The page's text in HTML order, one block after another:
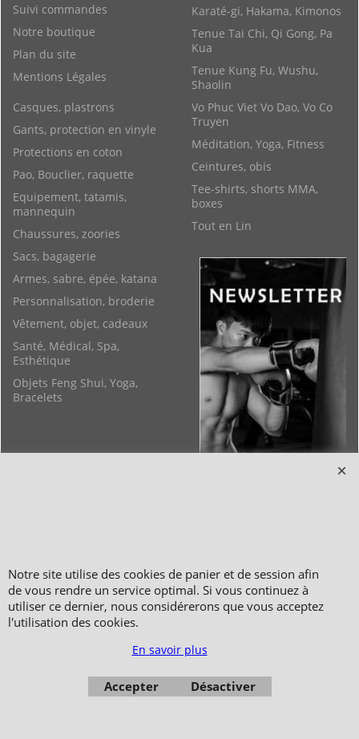
Suivi commandes
Notre boutique
Plan du site
Mentions Légales
Karaté-gi, Hakama, Kimonos
Tenue Tai Chi, Qi Gong, Pa
Kua
Tenue Kung Fu, Wushu,
Shaolin
Vo Phuc Viet Vo Dao, Vo Co
Truyen
Méditation, Yoga, Fitness
Ceintures, obis
Tee-shirts, shorts MMA,
boxes
Tout en Lin
Casques, plastrons
Gants, protection en vinyle
Protections en coton
Pao, Bouclier, raquette
Equipement, tatamis,
mannequin
Chaussures, zoories
Sacs, bagagerie
Armes, sabre, épée, katana
Personnalisation, broderie
Vêtement, objet, cadeaux
Santé, Médical, Spa,
Esthétique
Objets Feng Shui, Yoga,
Bracelets
Copyright 2006-2024 © TAO DISTRIBUTION Boutique en équipement et matériel
pour les arts martiaux
51, avenue du Palais des Expositions 66000 Perpignan
Paiement sécurisé via Systempay CAISSE D’ÉPARGNE et PAYPAL
% incluses, selon les articles
Photos non contractuelles - Reproduction interdite
Notre site utilise des cookies de panier et de session afin
de vous rendre un service optimal. Si vous continuez à
utiliser ce dernier, nous considérerons que vous acceptez
l'utilisation des cookies.
En savoir plus
Accepter Désactiver